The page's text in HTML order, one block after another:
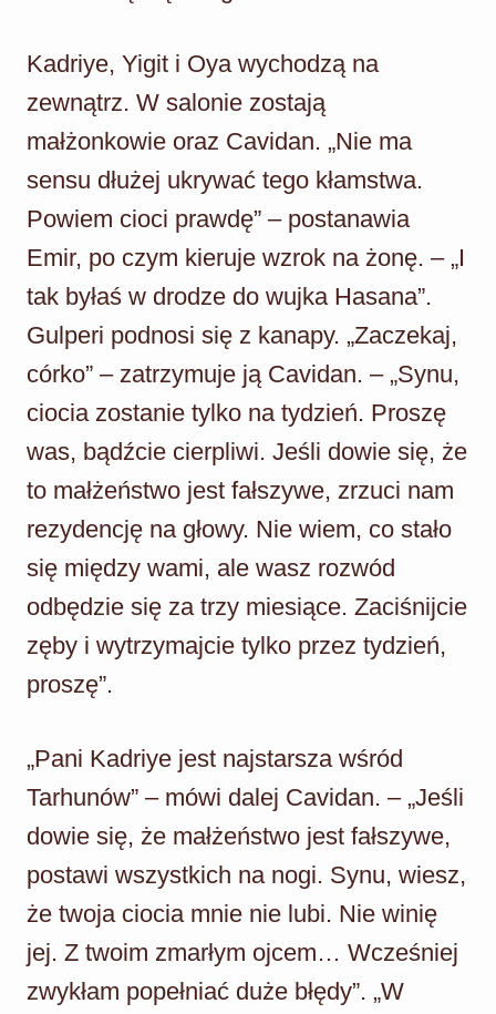
Kadriye, Yigit i Oya wychodzą na
zewnątrz. W salonie zostają
małżonkowie oraz Cavidan. „Nie ma
sensu dłużej ukrywać tego kłamstwa.
Powiem cioci prawdę” – postanawia
Emir, po czym kieruje wzrok na żonę. – „I
tak byłaś w drodze do wujka Hasana”.
Gulperi podnosi się z kanapy. „Zaczekaj,
córko” – zatrzymuje ją Cavidan. – „Synu,
ciocia zostanie tylko na tydzień. Proszę
was, bądźcie cierpliwi. Jeśli dowie się, że
to małżeństwo jest fałszywe, zrzuci nam
rezydencję na głowy. Nie wiem, co stało
się między wami, ale wasz rozwód
odbędzie się za trzy miesiące. Zaciśnijcie
zęby i wytrzymajcie tylko przez tydzień,
proszę”.
„Pani Kadriye jest najstarsza wśród
Tarhunów” – mówi dalej Cavidan. – „Jeśli
dowie się, że małżeństwo jest fałszywe,
postawi wszystkich na nogi. Synu, wiesz,
że twoja ciocia mnie nie lubi. Nie winię
jej. Z twoim zmarłym ojcem… Wcześniej
zwykłam popełniać duże błędy”. „W